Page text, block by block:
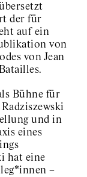
der für
auf ein
von
von Jean
Bühne für
und in
eines
hat eine
–